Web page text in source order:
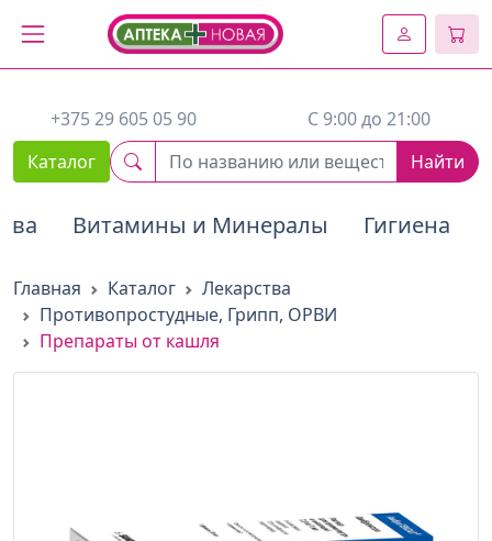
2. Вставьте этот код сразу же после открывающего тега :
+375 29 605 05 90
C 9:00 до 21:00
Каталог
Найти
Витамины и Минералы Гигиена
Главная Каталог
Лекарства
Противопростудные, Грипп, ОРВИ
Препараты от кашля